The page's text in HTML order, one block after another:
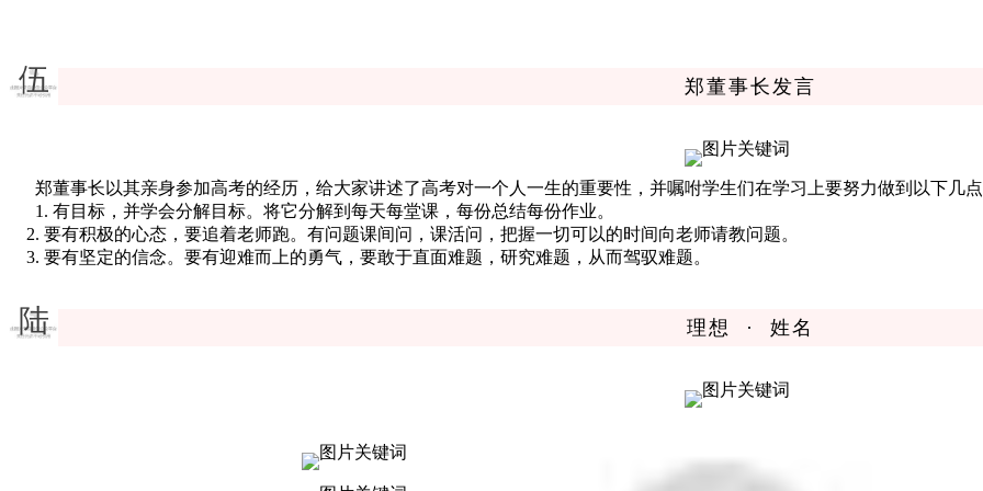
伍 郑董事长发言
郑董事长以其亲身参加高考的经历，给大家讲述了高考对一个人一生的重要性，并嘱咐学生们在学习上要努力做到以下几
1. 有目标，并学会分解目标。将它分解到每天每堂课，每份总结每份作业。
2. 要有积极的心态，要追着老师跑。有问题课间问，课活问，把握一切可以的时间向老师请教问题。
3. 要有坚定的信念。要有迎难而上的勇气，要敢于直面难题，研究难题，从而驾驭难题。
陆 理想 · 姓名